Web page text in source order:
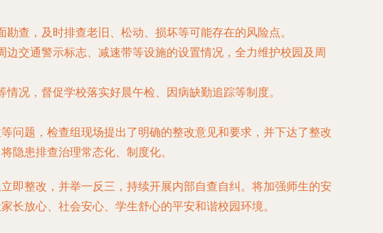
查，及时排查老旧、松动、损坏等可能存在的风险点。
交通警示标志、减速带等设施的设置情况，全力维护校园及周
况，督促学校落实好晨午检、因病缺勤追踪等制度。
问题，检查组现场提出了明确的整改意见和要求，并下达了整改
隐患排查治理常态化、制度化。
即整改，并举一反三，持续开展内部自查自纠。将加强师生的安
放心、社会安心、学生舒心的平安和谐校园环境。